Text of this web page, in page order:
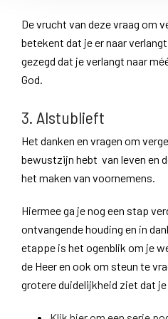
De vrucht van deze vraag om
betekent dat je er naar
gezegd dat je verlangt naar
God.
3. Alstublieft
Het danken en vragen om
bewustzijn hebt van leven en
het maken van voornemens.
Hiermee ga je nog een stap
ontvangende houding en in
etappe is het ogenblik om je
de Heer en ook om steun te
grotere duidelijkheid ziet dat je